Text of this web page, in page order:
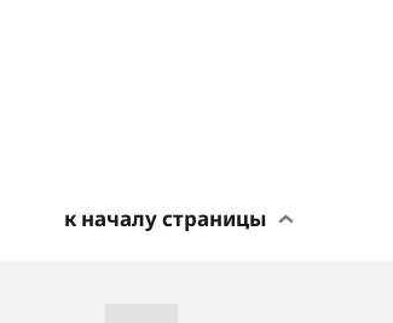
к началу страницы